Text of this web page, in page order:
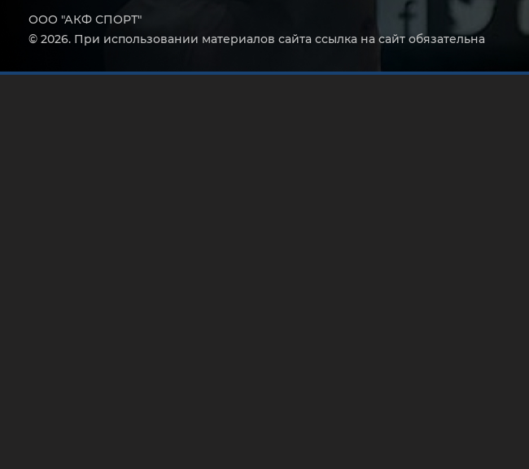
ООО "АКФ СПОРТ"
© 2026. При использовании материалов сайта ссылка на сайт обязательна